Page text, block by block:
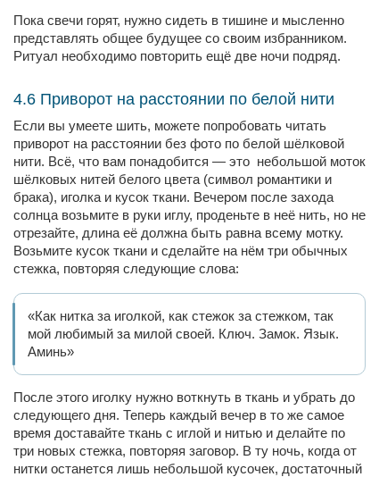
Пока свечи горят, нужно сидеть в тишине и мысленно
представлять общее будущее со своим избранником.
Ритуал необходимо повторить ещё две ночи подряд.
4.6 Приворот на расстоянии по белой нити
Если вы умеете шить, можете попробовать читать
приворот на расстоянии без фото по белой шёлковой
нити. Всё, что вам понадобится — это небольшой моток
шёлковых нитей белого цвета (символ романтики и
брака), иголка и кусок ткани. Вечером после захода
солнца возьмите в руки иглу, проденьте в неё нить, но не
отрезайте, длина её должна быть равна всему мотку.
Возьмите кусок ткани и сделайте на нём три обычных
стежка, повторяя следующие слова:
«Как нитка за иголкой, как стежок за стежком, так
мой любимый за милой своей. Ключ. Замок. Язык.
Аминь»
После этого иголку нужно воткнуть в ткань и убрать до
следующего дня. Теперь каждый вечер в то же самое
время доставайте ткань с иглой и нитью и делайте по
три новых стежка, повторяя заговор. В ту ночь, когда от
нитки останется лишь небольшой кусочек, достаточный